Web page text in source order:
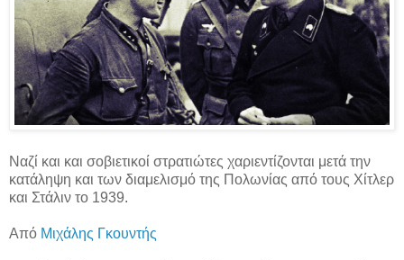
Ναζί και και σοβιετικοί στρατιώτες χαριεντίζονται μετά την
κατάληψη και των διαμελισμό της Πολωνίας από τους Χίτλερ
και Στάλιν το 1939.
Από Μιχάλης Γκουντής